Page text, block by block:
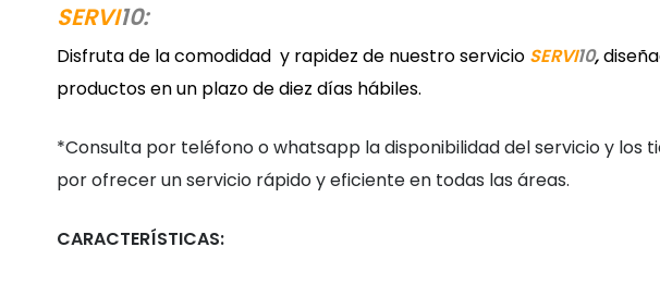
SERVI10:
Disfruta de la comodidad y rapidez de nuestro servicio SERVI10,
productos en un plazo de diez días hábiles.
*Consulta por teléfono o whatsapp la disponibilidad del servicio y
por ofrecer un servicio rápido y eficiente en todas las áreas.
CARACTERÍSTICAS: